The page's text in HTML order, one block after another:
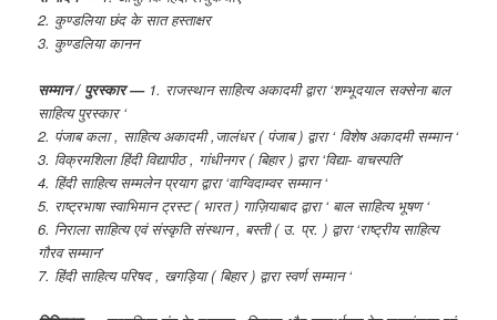
2. कुण्डलिया छंद के सात हस्ताक्षर
3. कुण्डलिया कानन
सम्मान / पुरस्कार —1. राजस्थान साहित्य अकादमी द्वारा ‘शम्भूदयाल सक्सेना बाल
साहित्य पुरस्कार ‘
2. पंजाब कला , साहित्य अकादमी ,जालंधर ( पंजाब ) द्वारा ‘ विशेष अकादमी सम्मान ‘
3. विक्रमशिला हिंदी विद्यापीठ , गांधीनगर ( बिहार ) द्वारा ‘विद्या- वाचस्पति’
4. हिंदी साहित्य सम्मलेन प्रयाग द्वारा ‘वाग्विदाम्वर सम्मान ‘
5. राष्ट्रभाषा स्वाभिमान ट्रस्ट ( भारत ) गाज़ियाबाद द्वारा ‘ बाल साहित्य भूषण ‘
6. निराला साहित्य एवं संस्कृति संस्थान , बस्ती ( उ. प्र. ) द्वारा ‘राष्ट्रीय साहित्य
गौरव सम्मान’
7. हिंदी साहित्य परिषद , खगड़िया ( बिहार ) द्वारा स्वर्ण सम्मान ‘